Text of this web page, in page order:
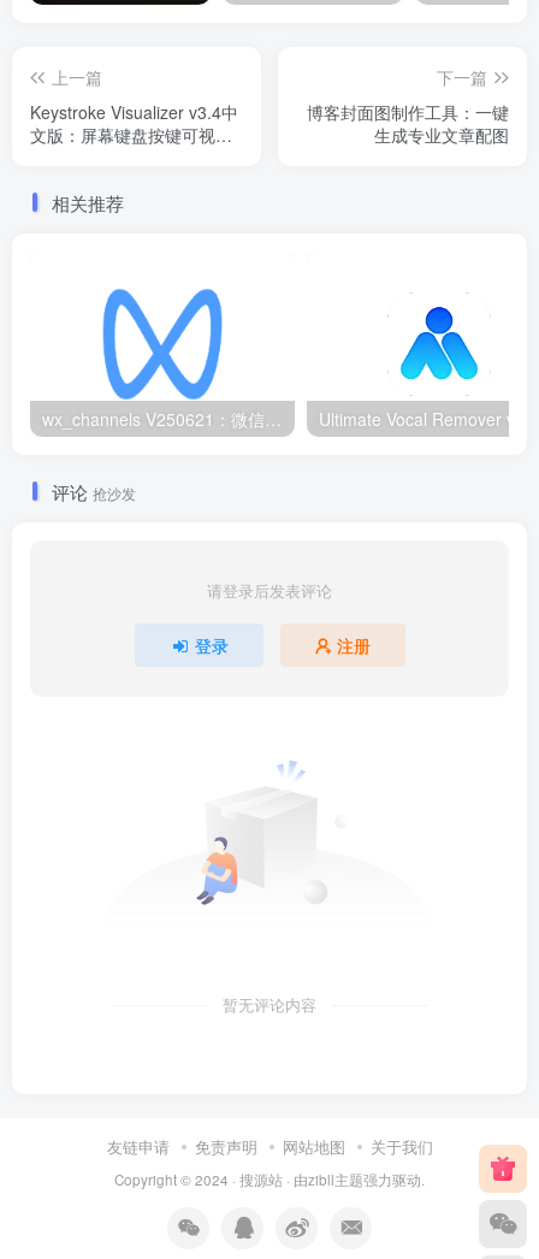
上一篇
Keystroke Visualizer v3.4中
文版：屏幕键盘按键可视化
下一篇
博客封面图制作工具：一键
生成专业文章配图
相关推荐
评论 抢沙发
请登录后发表评论
登录 注册
暂无评论内容
友链申请 免责声明 网站地图 关于我们
Copyright © 2024 · 搜源站 · 由zibll主题强力驱动.